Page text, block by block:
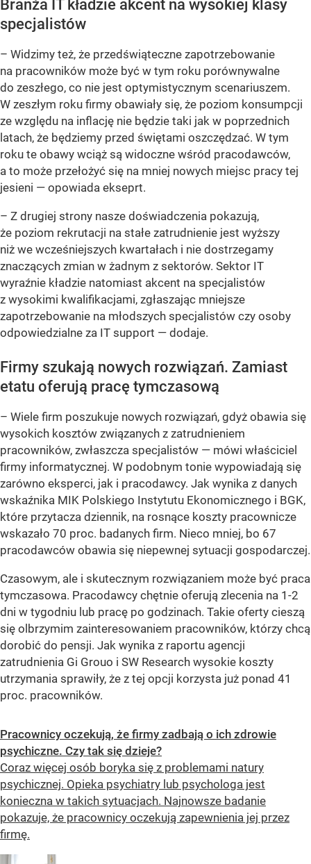
Branża IT kładzie akcent na wysokiej klasy
specjalistów
– Widzimy też, że przedświąteczne zapotrzebowanie
na pracowników może być w tym roku porównywalne
do zeszłego, co nie jest optymistycznym scenariuszem.
W zeszłym roku firmy obawiały się, że poziom konsumpcji
ze względu na inflację nie będzie taki jak w poprzednich
latach, że będziemy przed świętami oszczędzać. W tym
roku te obawy wciąż są widoczne wśród pracodawców,
a to może przełożyć się na mniej nowych miejsc pracy tej
jesieni — opowiada ekseprt.
– Z drugiej strony nasze doświadczenia pokazują,
że poziom rekrutacji na stałe zatrudnienie jest wyższy
niż we wcześniejszych kwartałach i nie dostrzegamy
znaczących zmian w żadnym z sektorów. Sektor IT
wyraźnie kładzie natomiast akcent na specjalistów
z wysokimi kwalifikacjami, zgłaszając mniejsze
zapotrzebowanie na młodszych specjalistów czy osoby
odpowiedzialne za IT support — dodaje.
Firmy szukają nowych rozwiązań. Zamiast
etatu oferują pracę tymczasową
– Wiele firm poszukuje nowych rozwiązań, gdyż obawia się
wysokich kosztów związanych z zatrudnieniem
pracowników, zwłaszcza specjalistów — mówi właściciel
firmy informatycznej. W podobnym tonie wypowiadają się
zarówno eksperci, jak i pracodawcy. Jak wynika z danych
wskaźnika MIK Polskiego Instytutu Ekonomicznego i BGK,
które przytacza dziennik, na rosnące koszty pracownicze
wskazało 70 proc. badanych firm. Nieco mniej, bo 67
pracodawców obawia się niepewnej sytuacji gospodarczej.
Czasowym, ale i skutecznym rozwiązaniem może być praca
tymczasowa. Pracodawcy chętnie oferują zlecenia na 1-2
dni w tygodniu lub pracę po godzinach. Takie oferty cieszą
się olbrzymim zainteresowaniem pracowników, którzy chcą
dorobić do pensji. Jak wynika z raportu agencji
zatrudnienia Gi Grouo i SW Research wysokie koszty
utrzymania sprawiły, że z tej opcji korzysta już ponad 41
proc. pracowników.
Pracownicy oczekują, że firmy zadbają o ich zdrowie
psychiczne. Czy tak się dzieje?
Coraz więcej osób boryka się z problemami natury
psychicznej. Opieka psychiatry lub psychologa jest
konieczna w takich sytuacjach. Najnowsze badanie
pokazuje, że pracownicy oczekują zapewnienia jej przez
firmę.